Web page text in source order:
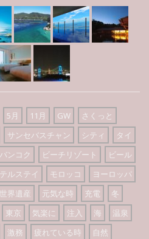
5月 11月 GW
さくっと
サンセバスチャン シティ
タイ
バンコク ビーチリゾート
ビール
ルステイ モロッコ
ヨーロッパ
世界遺産 元気な時 充電
冬
東京 気楽に 注入 海
温泉
激務 疲れている時 自然